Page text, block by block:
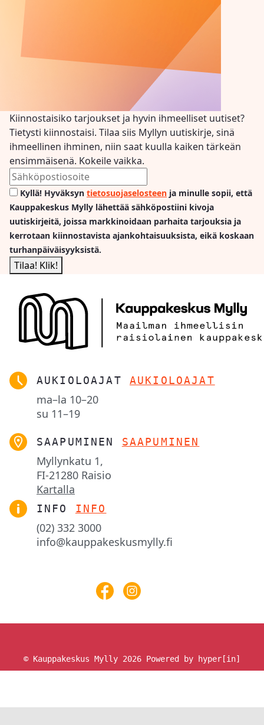
Kiinnostaisiko tarjoukset ja hyvin ihmeelliset uutiset?
Tietysti kiinnostaisi. Tilaa siis Myllyn uutiskirje, sinä
ihmeellinen ihminen, niin saat kuulla kaiken tärkeän
ensimmäisenä. Kokeile vaikka.
Kyllä! Hyväksyn tietosuojaselosteen ja minulle sopii, että
Kauppakeskus Mylly lähettää sähköpostiini kivoja
uutiskirjeitä, joissa markkinoidaan parhaita tarjouksia ja
kerrotaan kiinnostavista ajankohtaisuuksista, eikä koskaan
turhanpäiväisyyksistä.
AUKIOLOAJAT AUKIOLOAJAT
ma–la 10–20
su 11–19
SAAPUMINEN SAAPUMINEN
Myllynkatu 1,
FI-21280 Raisio
Kartalla
INFO INFO
(02) 332 3000
info@kauppakeskusmylly.fi
© Kauppakeskus Mylly 2026 Powered by hyper[in]